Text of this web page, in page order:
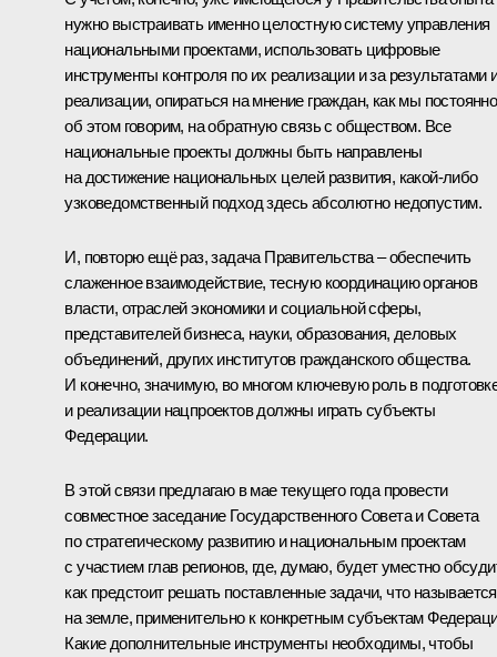
нужно выстраивать именно целостную систему управления
национальными проектами, использовать цифровые
инструменты контроля по их реализации и за результатами
реализации, опираться на мнение граждан, как мы постоянно
об этом говорим, на обратную связь с обществом. Все
национальные проекты должны быть направлены
на достижение национальных целей развития, какой-либо
узковедомственный подход здесь абсолютно недопустим.
И, повторю ещё раз, задача Правительства – обеспечить
слаженное взаимодействие, тесную координацию органов
власти, отраслей экономики и социальной сферы,
представителей бизнеса, науки, образования, деловых
объединений, других институтов гражданского общества.
И конечно, значимую, во многом ключевую роль в
и реализации нацпроектов должны играть субъекты
Федерации.
В этой связи предлагаю в мае текущего года провести
совместное заседание Государственного Совета и Совета
по стратегическому развитию и национальным проектам
с участием глав регионов, где, думаю, будет уместно
как предстоит решать поставленные задачи, что
на земле, применительно к конкретным субъектам
Какие дополнительные инструменты необходимы, чтобы